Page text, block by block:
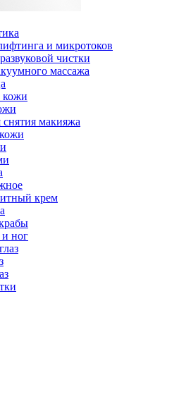
и микротоков
чистки
массажа
снятия макияжа
крем
и ног